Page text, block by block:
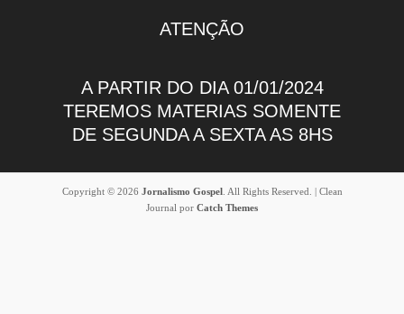
ATENÇÃO
A PARTIR DO DIA 01/01/2024
TEREMOS MATERIAS SOMENTE
DE SEGUNDA A SEXTA AS 8HS
Copyright © 2026 Jornalismo Gospel
. All Rights Reserved. | Clean
Journal por Catch Themes